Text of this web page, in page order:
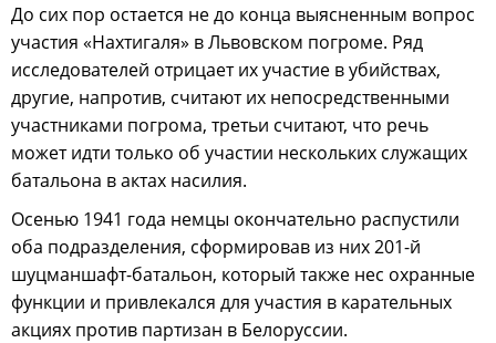
До сих пор остается не до конца выясненным вопрос
участия «Нахтигаля» в Львовском погроме. Ряд
исследователей отрицает их участие в убийствах,
другие, напротив, считают их непосредственными
участниками погрома, третьи считают, что речь
может идти только об участии нескольких служащих
батальона в актах насилия.
Осенью 1941 года немцы окончательно распустили
оба подразделения, сформировав из них 201-й
шуцманшафт-батальон, который также нес охранные
функции и привлекался для участия в карательных
акциях против партизан в Белоруссии.